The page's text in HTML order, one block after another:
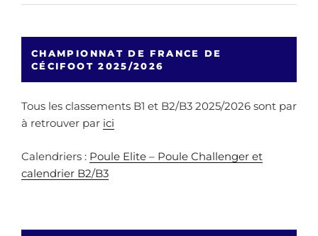
CHAMPIONNAT DE FRANCE DE
CÉCIFOOT 2025/2026
Tous les classements B1 et B2/B3 2025/2026 sont par
à retrouver par ici
Calendriers : Poule Elite – Poule Challenger et
calendrier B2/B3